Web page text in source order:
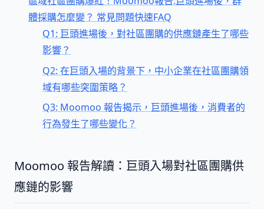
體採購怎麼變？ 常見問題快速FAQ
Q1: 巨頭進場後，對社區團購的供應鏈產生了哪些
影響？
Q2: 在巨頭入場的背景下，中小企業在社區團購領
域有哪些突圍策略？
Q3: Moomoo 報告揭示，巨頭進場後，消費者的
行為發生了哪些變化？
Moomoo 報告解讀：巨頭入場對社區團購供
應鏈的影響